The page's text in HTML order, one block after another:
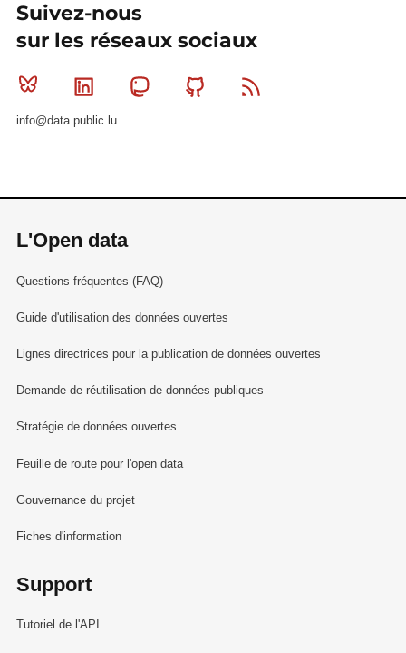
Suivez-nous
sur les réseaux sociaux
Bluesky Linkedin MastodonGithub
info@data.public.lu
L'Open data
Questions fréquentes (FAQ)
Guide d'utilisation des données ouvertes
Lignes directrices pour la publication de données ouvertes
Demande de réutilisation de données publiques
Stratégie de données ouvertes
Feuille de route pour l'open data
Gouvernance du projet
Fiches d'information
Support
Tutoriel de l'API